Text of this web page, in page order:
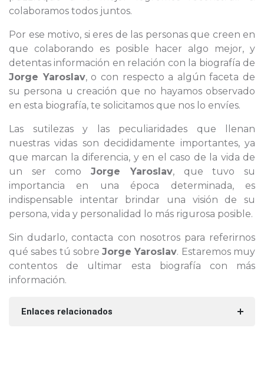
colaboramos todos juntos.
Por ese motivo, si eres de las personas que creen en
que colaborando es posible hacer algo mejor, y
detentas información en relación con la biografía de
Jorge Yaroslav, o con respecto a algún faceta de
su persona u creación que no hayamos observado
en esta biografía, te solicitamos que nos lo envíes.
Las sutilezas y las peculiaridades que llenan
nuestras vidas son decididamente importantes, ya
que marcan la diferencia, y en el caso de la vida de
un ser comoJorge Yaroslav, que tuvo su
importancia en una época determinada, es
indispensable intentar brindar una visión de su
persona, vida y personalidad lo más rigurosa posible.
Sin dudarlo, contacta con nosotros para referirnos
qué sabes tú sobreJorge Yaroslav. Estaremos muy
contentos de ultimar esta biografía con más
información.
Enlaces relacionados